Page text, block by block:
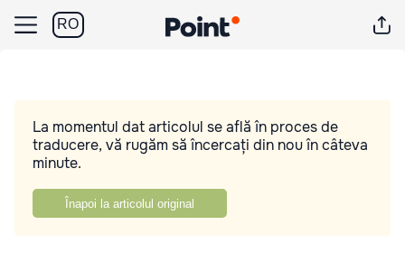
RO
La momentul dat articolul se află în proces de
traducere, vă rugăm să încercați din nou în câteva
minute.
Înapoi la articolul original